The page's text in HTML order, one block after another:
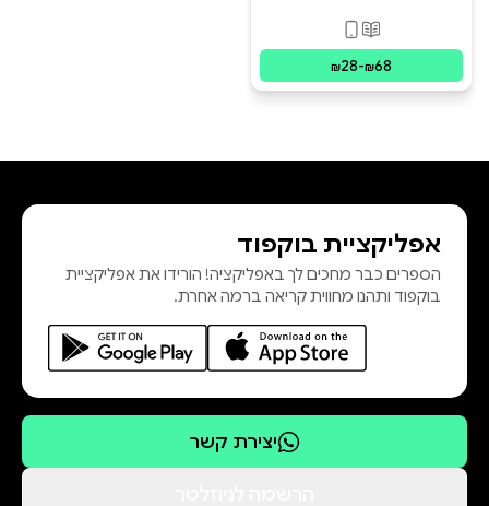
פורמטים זמינים
₪28-₪68
אפליקציית בוקפוד
הספרים כבר מחכים לך באפליקציה! הורידו את אפליקציית
בוקפוד ותהנו מחווית קריאה ברמה אחרת.
יצירת קשר